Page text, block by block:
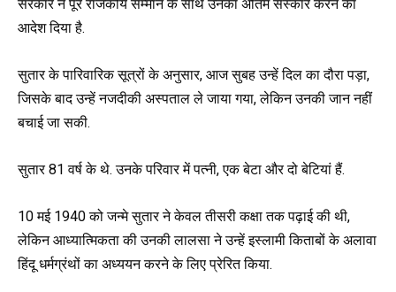
सरकार ने पूरे राजकीय सम्मान के साथ उनका अंतिम संस्कार करने का
आदेश दिया है.
सुतार के पारिवारिक सूत्रों के अनुसार, आज सुबह उन्हें दिल का दौरा पड़ा,
जिसके बाद उन्हें नजदीकी अस्पताल ले जाया गया, लेकिन उनकी जान नहीं
बचाई जा सकी.
सुतार 81 वर्ष के थे. उनके परिवार में पत्नी, एक बेटा और दो बेटियां हैं.
10 मई 1940 को जन्मे सुतार ने केवल तीसरी कक्षा तक पढ़ाई की थी,
लेकिन आध्यात्मिकता की उनकी लालसा ने उन्हें इस्लामी किताबों के अलावा
हिंदू धर्मग्रंथों का अध्ययन करने के लिए प्रेरित किया.